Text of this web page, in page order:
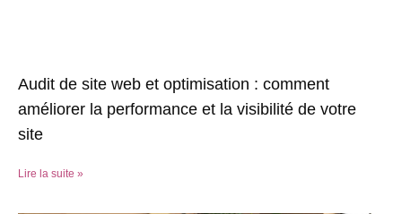
Audit de site web et optimisation : comment
améliorer la performance et la visibilité de votre
site
Lire la suite »